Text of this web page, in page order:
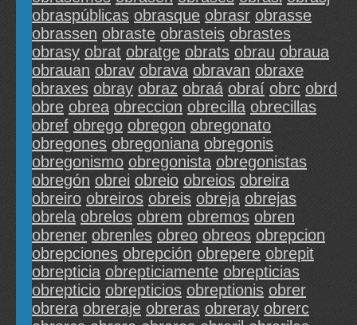
obraspúblicas obrasque obrasr obrasse
obrassen obraste obrasteis obrastes
obrasy obrat obratge obrats obrau obraua
obrauan obrav obrava obravan obraxe
obraxes obray obraz obraá obraí obrc obrd
obre obrea obreccion obrecilla obrecillas
obref obrego obregon obregonato
obregones obregoniana obregonis
obregonismo obregonista obregonistas
obregón obrei obreio obreios obreira
obreiro obreiros obreis obreja obrejas
obrela obrelos obrem obremos obren
obrener obrenles obreo obreos obrepcion
obrepciones obrepción obrepere obrepit
obrepticia obrepticiamente obrepticias
obrepticio obrepticios obreptionis obrer
obrera obreraje obreras obreray obrerc